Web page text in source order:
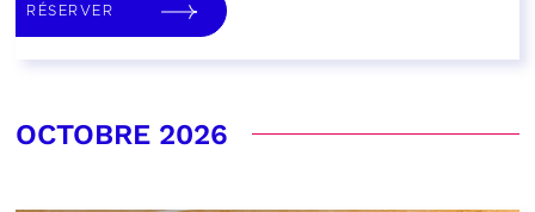
RÉSERVER
OCTOBRE 2026